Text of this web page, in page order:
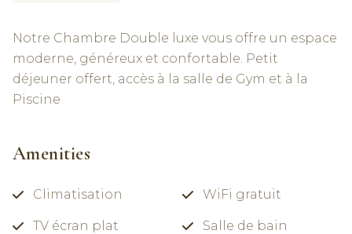
Notre Chambre Double luxe vous offre un espace
moderne, généreux et confortable. Petit
déjeuner offert, accès à la salle de Gym et à la
Piscine
Amenities
Climatisation WiFi gratuit
TV écran plat Salle de bain